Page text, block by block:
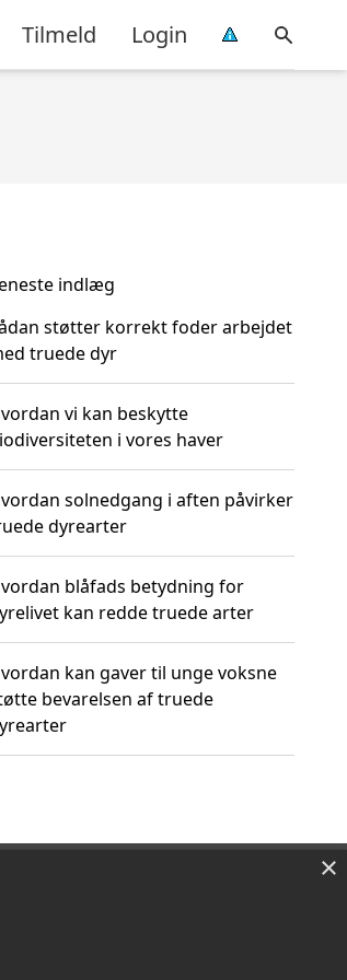
Tilmeld Login
indlæg
støtter korrekt foder arbejdet
truede dyr
vi kan beskytte
i vores haver
solnedgang i aften påvirker
dyrearter
blåfads betydning for
kan redde truede arter
kan gaver til unge voksne
bevarelsen af truede
×